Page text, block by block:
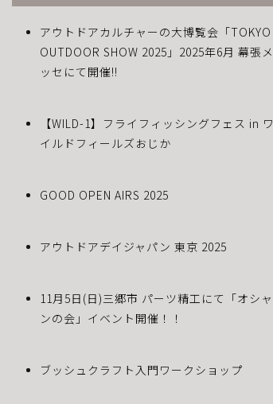
アウトドアカルチャーの大博覧会「TOKYO
OUTDOOR SHOW 2025」2025年6月 幕張メ
ッセにて開催!!
【WILD-1】フライフィッシングフェス in ワ
イルドフィールズおじか
GOOD OPEN AIRS 2025
アウトドアデイジャパン 東京 2025
11月5日(日)三郷市 パーツ精工にて「オシャ
ンの会」イベント開催！！
ブッシュクラフト入門ワークショップ